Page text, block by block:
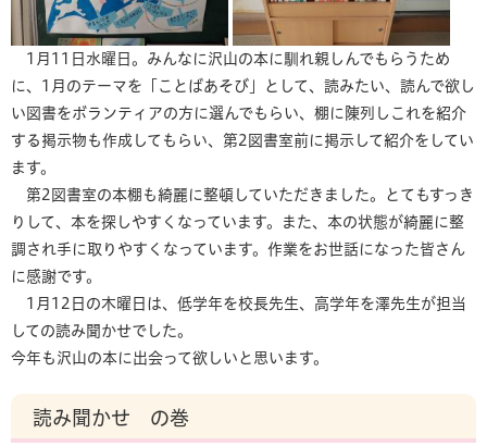
1月11日水曜日。みんなに沢山の本に馴れ親しんでもらうため
に、1月のテーマを「ことばあそび」として、読みたい、読んで欲し
い図書をボランティアの方に選んでもらい、棚に陳列しこれを紹介
する掲示物も作成してもらい、第2図書室前に掲示して紹介をしてい
ます。
第2図書室の本棚も綺麗に整頓していただきました。とてもすっき
りして、本を探しやすくなっています。また、本の状態が綺麗に整
調され手に取りやすくなっています。作業をお世話になった皆さん
に感謝です。
1月12日の木曜日は、低学年を校長先生、高学年を澤先生が担当
しての読み聞かせでした。
今年も沢山の本に出会って欲しいと思います。
読み聞かせ の巻